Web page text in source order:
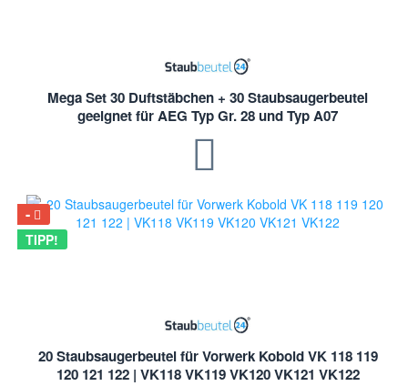
Mega Set 30 Duftstäbchen + 30 Staubsaugerbeutel
geeignet für AEG Typ Gr. 28 und Typ A07
TIPP!
20 Staubsaugerbeutel für Vorwerk Kobold VK 118 119
120 121 122 | VK118 VK119 VK120 VK121 VK122